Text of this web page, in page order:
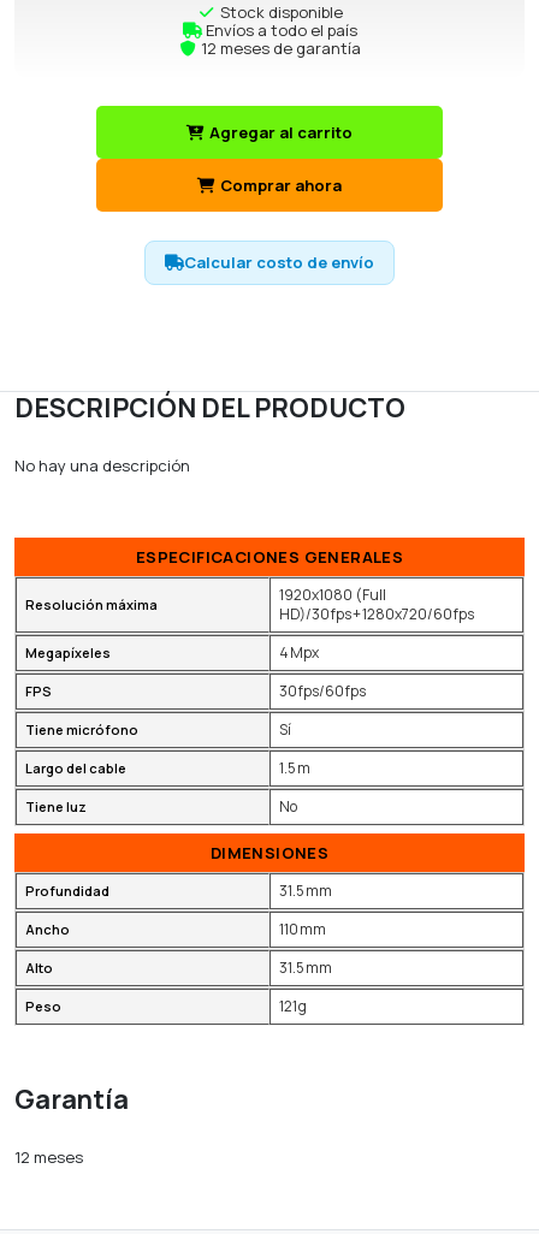
Stock disponible
Envíos a todo el país
12 meses de garantía
Agregar al carrito
Comprar ahora
Calcular costo de envío
DESCRIPCIÓN DEL PRODUCTO
No hay una descripción
ESPECIFICACIONES GENERALES
Resolución máxima
1920x1080 (Full
HD)/30 fps + 1280x720/60 fps
Megapíxeles 4 Mpx
FPS 30 fps/60 fps
Tiene micrófono Sí
Largo del cable 1.5 m
Tiene luz No
DIMENSIONES
Profundidad 31.5 mm
Ancho 110 mm
Alto 31.5 mm
Peso 121 g
Garantía
12 meses